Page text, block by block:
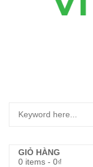
GIỎ HÀNG
0 items - 0₫